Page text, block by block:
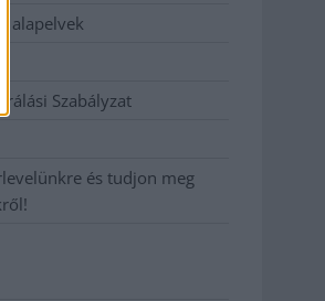
alapelvek
Szabályzat
és tudjon meg